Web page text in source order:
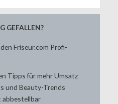
GEFALLEN?
Friseur.com Profi-
Tipps für mehr Umsatz
und Beauty-Trends